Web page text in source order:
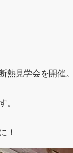
見学会を開催。
！